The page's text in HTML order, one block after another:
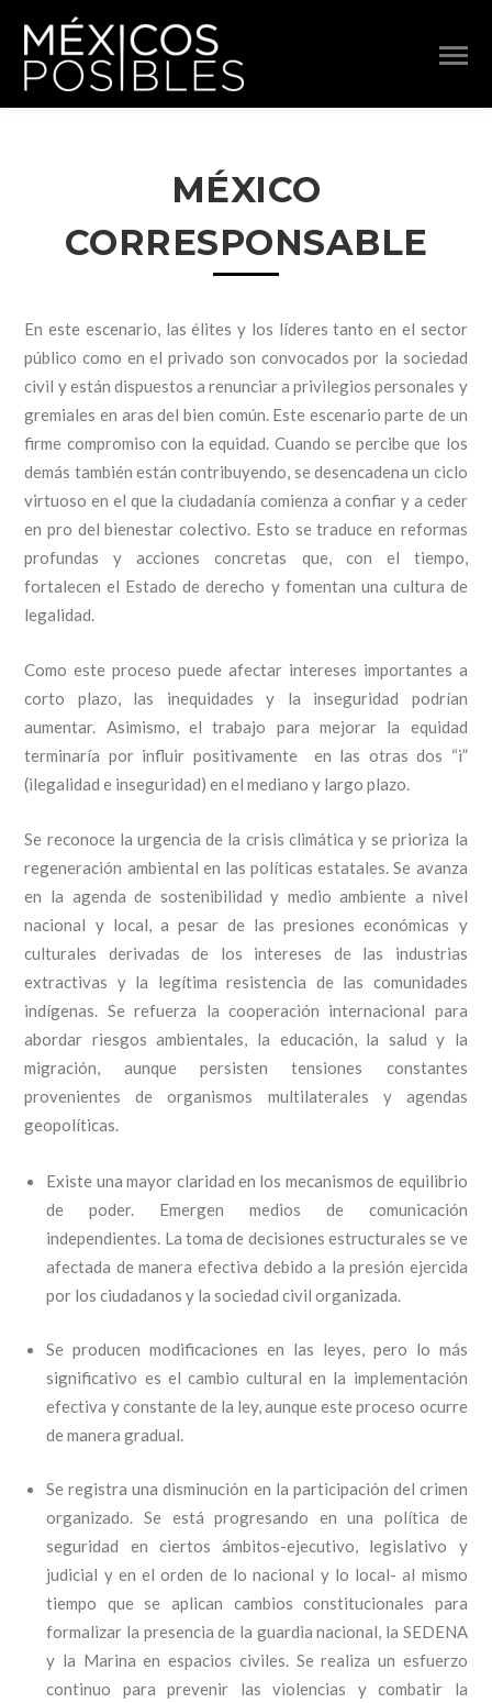
MÉXICO
CORRESPONSABLE
En este escenario, las élites y los líderes tanto en el sector
público como en el privado son convocados por la sociedad
civil y están dispuestos a renunciar a privilegios personales y
gremiales en aras del bien común. Este escenario parte de un
firme compromiso con la equidad. Cuando se percibe que los
demás también están contribuyendo, se desencadena un ciclo
virtuoso en el que la ciudadanía comienza a confiar y a ceder
en pro del bienestar colectivo. Esto se traduce en reformas
profundas y acciones concretas que, con el tiempo,
fortalecen el Estado de derecho y fomentan una cultura de
legalidad.
Como este proceso puede afectar intereses importantes a
corto plazo, las inequidades y la inseguridad podrían
aumentar. Asimismo, el trabajo para mejorar la equidad
terminaría por influir positivamente en las otras dos “i”
(ilegalidad e inseguridad) en el mediano y largo plazo.
Se reconoce la urgencia de la crisis climática y se prioriza la
regeneración ambiental en las políticas estatales. Se avanza
en la agenda de sostenibilidad y medio ambiente a nivel
nacional y local, a pesar de las presiones económicas y
culturales derivadas de los intereses de las industrias
extractivas y la legítima resistencia de las comunidades
indígenas. Se refuerza la cooperación internacional para
abordar riesgos ambientales, la educación, la salud y la
migración, aunque persisten tensiones constantes
provenientes de organismos multilaterales y agendas
geopolíticas.
Existe una mayor claridad en los mecanismos de equilibrio
de poder. Emergen medios de comunicación
independientes. La toma de decisiones estructurales se ve
afectada de manera efectiva debido a la presión ejercida
por los ciudadanos y la sociedad civil organizada.
Se producen modificaciones en las leyes, pero lo más
significativo es el cambio cultural en la implementación
efectiva y constante de la ley, aunque este proceso ocurre
de manera gradual.
Se registra una disminución en la participación del crimen
organizado. Se está progresando en una política de
seguridad en ciertos ámbitos-ejecutivo, legislativo y
judicial y en el orden de lo nacional y lo local- al mismo
tiempo que se aplican cambios constitucionales para
formalizar la presencia de la guardia nacional, la SEDENA
y la Marina en espacios civiles. Se realiza un esfuerzo
continuo para prevenir las violencias y combatir la